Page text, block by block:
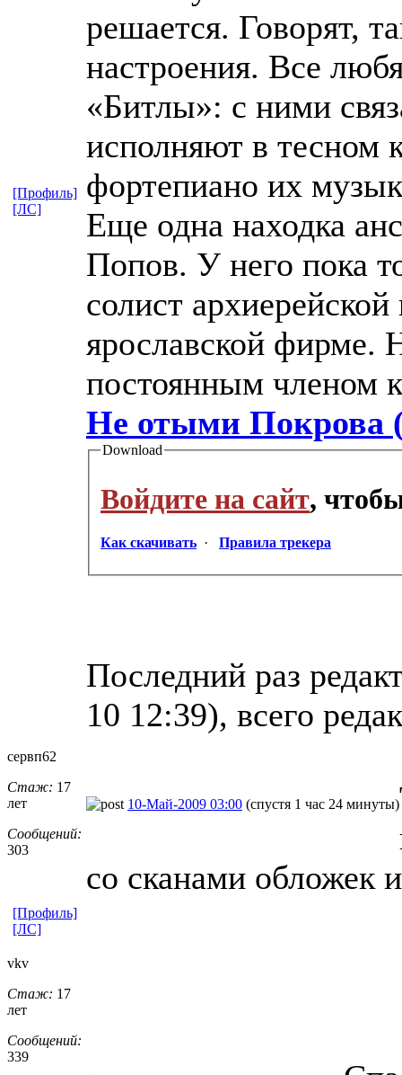
решается. Говорят,
настроения. Все
«Битлы»: с ними
исполняют в тесном
фортепиано их
Еще одна находка
Попов. У него пока
солист
ярославской фирме.
постоянным членом
Не отыми Покрова
Download
Войдите на сайт,
Как скачивать · Правила трекера
Последний раз
10 12:39), всего
[Профиль]
[ЛС]
сервп62
Стаж: 17
лет
Сообщений:
303
10-Май-2009 03:00 (спустя 1 час 24 минуты)
со сканами обложек
[Профиль]
[ЛС]
vkv
Стаж: 17
лет
Сообщений:
339